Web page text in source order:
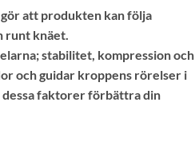
att produkten kan följa
runt knäet.
stabilitet, kompression och
och guidar kroppens rörelser i
dessa faktorer förbättra din